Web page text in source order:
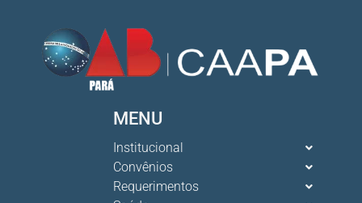
MENU
Institucional
Convênios
Requerimentos